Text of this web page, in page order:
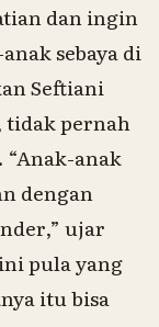
dan ingin
sebaya di
Seftiani
tidak pernah
“Anak-anak
dengan
ujar
pula yang
itu bisa